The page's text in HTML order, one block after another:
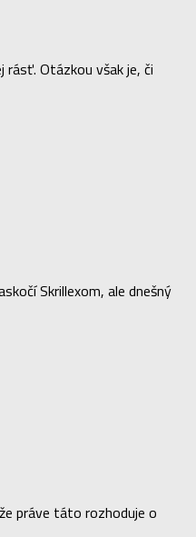
Otázkou však je, či
Skrillexom, ale dnešný
práve táto rozhoduje o